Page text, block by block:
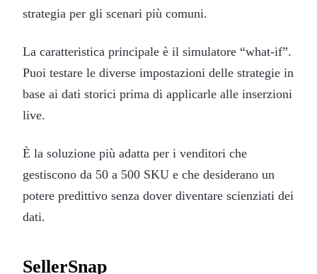
strategia per gli scenari più comuni.
La caratteristica principale è il simulatore “what-if”.
Puoi testare le diverse impostazioni delle strategie in
base ai dati storici prima di applicarle alle inserzioni
live.
È la soluzione più adatta per i venditori che
gestiscono da 50 a 500 SKU e che desiderano un
potere predittivo senza dover diventare scienziati dei
dati.
SellerSnap